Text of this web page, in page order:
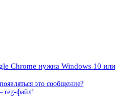
Chrome нужна Windows 10 или
это сообщение?
reg-файл!